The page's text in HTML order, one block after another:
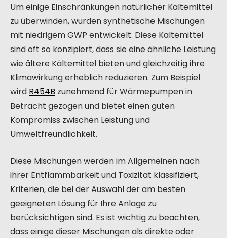
Um einige Einschränkungen natürlicher Kältemittel
zu überwinden, wurden synthetische Mischungen
mit niedrigem GWP entwickelt. Diese Kältemittel
sind oft so konzipiert, dass sie eine ähnliche Leistung
wie ältere Kältemittel bieten und gleichzeitig ihre
Klimawirkung erheblich reduzieren. Zum Beispiel
wird R454B zunehmend für Wärmepumpen in
Betracht gezogen und bietet einen guten
Kompromiss zwischen Leistung und
Umweltfreundlichkeit.
Diese Mischungen werden im Allgemeinen nach
ihrer Entflammbarkeit und Toxizität klassifiziert,
Kriterien, die bei der Auswahl der am besten
geeigneten Lösung für Ihre Anlage zu
berücksichtigen sind. Es ist wichtig zu beachten,
dass einige dieser Mischungen als direkte oder